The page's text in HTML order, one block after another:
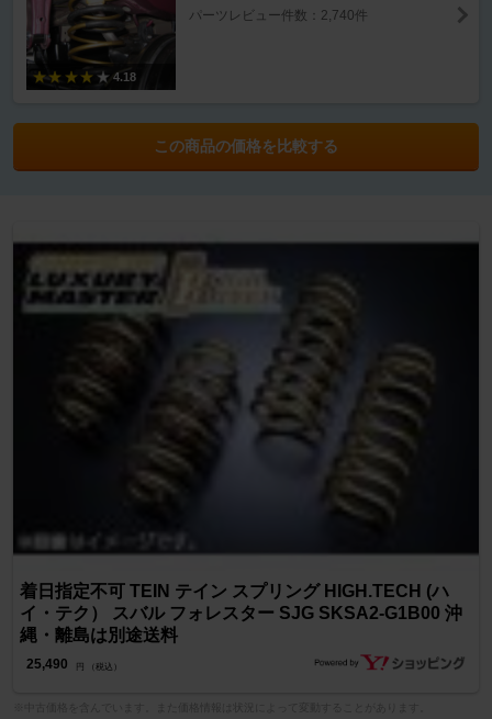
4.18
パーツレビュー件数：2,740件
この商品の価格を比較する
着日指定不可 TEIN テイン スプリング HIGH.TECH (ハ
イ・テク） スバル フォレスター SJG SKSA2-G1B00 沖
縄・離島は別途送料
25,490 円 （税込）